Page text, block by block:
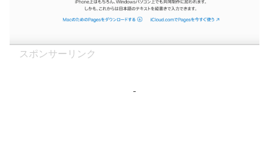
スポンサーリンク